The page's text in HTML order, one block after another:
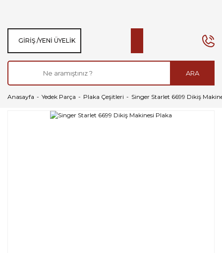
ARA
GIRIŞ /YENI ÜYELIK
Anasayfa Yedek Parça Plaka Çeşitleri Singer Starlet 6699 Dikiş